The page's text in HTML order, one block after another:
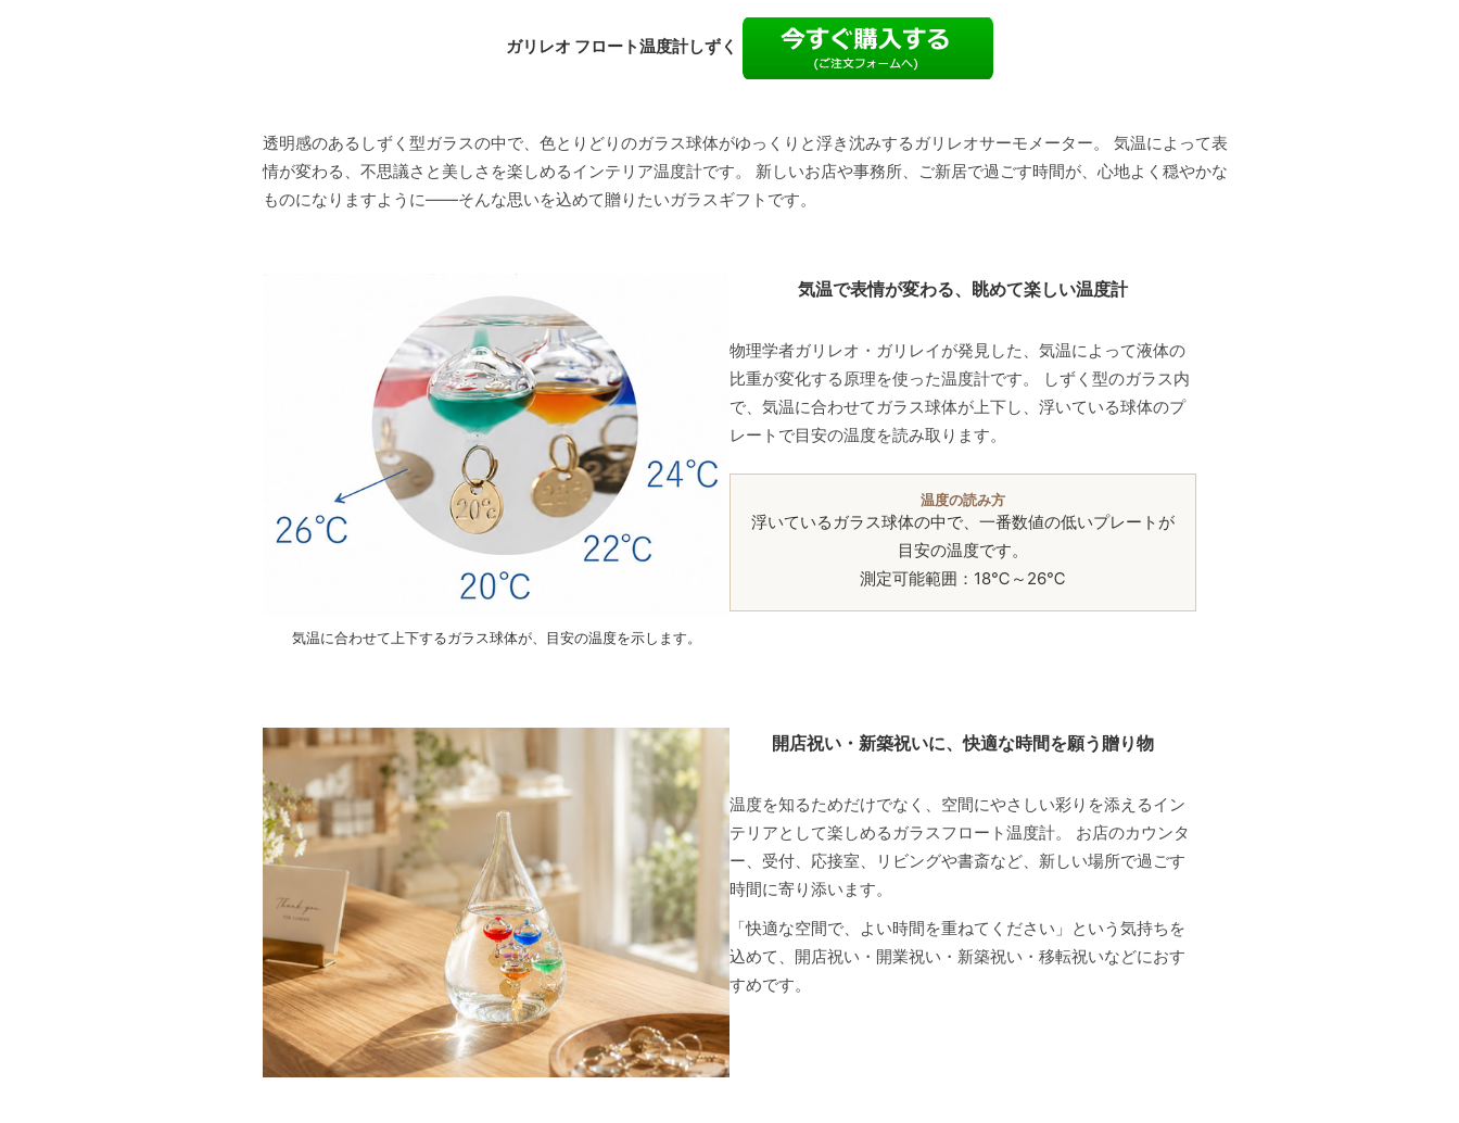
ガリレオ フロート温度計しずく
透明感のあるしずく型ガラスの中で、色とりどりのガラス球体がゆっくりと浮き沈みするガリレオサーモメーター。 気温によって表
情が変わる、不思議さと美しさを楽しめるインテリア温度計です。 新しいお店や事務所、ご新居で過ごす時間が、心地よく穏やかな
ものになりますように――そんな思いを込めて贈りたいガラスギフトです。
気温に合わせて上下するガラス球体が、目安の温度を示します。
気温で表情が変わる、眺めて楽しい温度計
物理学者ガリレオ・ガリレイが発見した、気温によって液体の
比重が変化する原理を使った温度計です。 しずく型のガラス内
で、気温に合わせてガラス球体が上下し、浮いている球体のプ
レートで目安の温度を読み取ります。
温度の読み方
浮いているガラス球体の中で、一番数値の低いプレートが
目安の温度です。
測定可能範囲：18℃～26℃
開店祝い・新築祝いに、快適な時間を願う贈り物
温度を知るためだけでなく、空間にやさしい彩りを添えるイン
テリアとして楽しめるガラスフロート温度計。 お店のカウンタ
ー、受付、応接室、リビングや書斎など、新しい場所で過ごす
時間に寄り添います。
「快適な空間で、よい時間を重ねてください」という気持ちを
込めて、開店祝い・開業祝い・新築祝い・移転祝いなどにおす
すめです。